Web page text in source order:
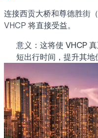
连接西贡大桥和尊德胜街
VHCP 将直接受益。
意义：这将使 VHCP
短出行时间，提升其地